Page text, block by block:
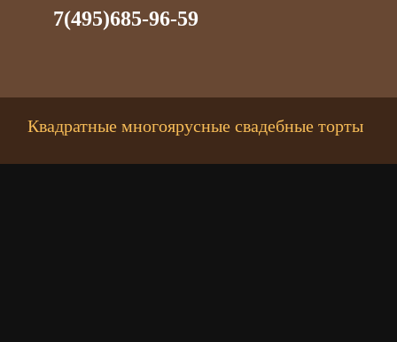
7(495)685-96-59
Квадратные многоярусные свадебные торты